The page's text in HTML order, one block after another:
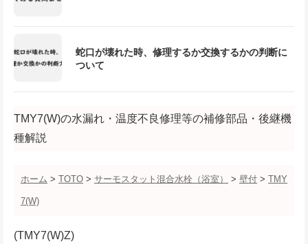
蛇口が壊れた時、修理するか交換するかの判断に
ついて
TMY7(W)の水漏れ・温度不良修理等の補修部品・後継機
種解説
ホーム > TOTO > サーモスタット混合水栓（浴室） > 壁付 > TMY
7(W)
(TMY7(W)Z)